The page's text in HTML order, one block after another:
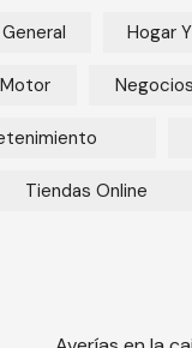
General Hogar
Motor Negocios
Tiendas Online